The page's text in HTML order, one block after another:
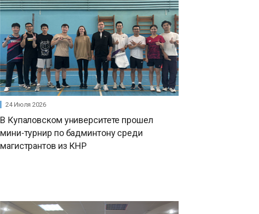
24 Июля 2026
В Купаловском университете прошел
мини-турнир по бадминтону среди
магистрантов из КНР